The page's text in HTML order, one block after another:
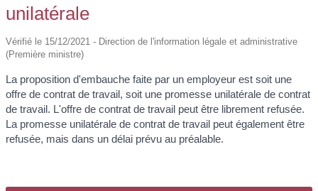
unilatérale
Vérifié le 15/12/2021 - Direction de l'information légale et administrative
(Première ministre)
La proposition d'embauche faite par un employeur est soit une
offre de contrat de travail, soit une promesse unilatérale de contrat
de travail. L'offre de contrat de travail peut être librement refusée.
La promesse unilatérale de contrat de travail peut également être
refusée, mais dans un délai prévu au préalable.